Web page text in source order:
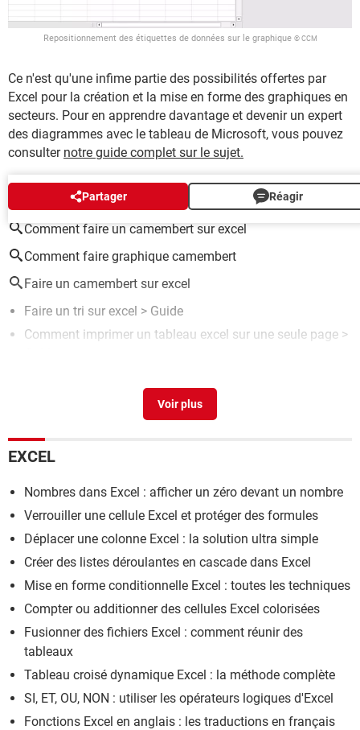
Repositionnement des étiquettes de données sur le graphique © CCM
Ce n'est qu'une infime partie des possibilités offertes par
Excel pour la création et la mise en forme des graphiques en
secteurs. Pour en apprendre davantage et devenir un expert
des diagrammes avec le tableau de Microsoft, vous pouvez
consulter notre guide complet sur le sujet.
Partager Réagir
AUTOUR DU MÊME SUJET
Comment faire un camembert sur excel
Comment faire graphique camembert
Faire un camembert sur excel
Faire un tri sur excel > Guide
Comment imprimer un tableau excel sur une seule page >
Comment faire un graphique sur excel
Comment faire une liste déroulante sur excel
EXCEL
Nombres dans Excel : afficher un zéro devant un nombre
Verrouiller une cellule Excel et protéger des formules
Déplacer une colonne Excel : la solution ultra simple
Créer des listes déroulantes en cascade dans Excel
Mise en forme conditionnelle Excel : toutes les techniques
Compter ou additionner des cellules Excel colorisées
Fusionner des fichiers Excel : comment réunir des
tableaux
Tableau croisé dynamique Excel : la méthode complète
SI, ET, OU, NON : utiliser les opérateurs logiques d'Excel
Fonctions Excel en anglais : les traductions en français